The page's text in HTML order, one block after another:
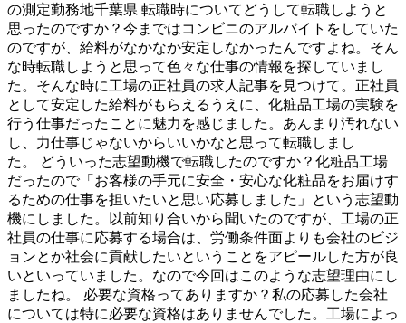
の測定勤務地千葉県 転職時についてどうして転職しようと
思ったのですか？今まではコンビニのアルバイトをしていた
のですが、給料がなかなか安定しなかったんですよね。そん
な時転職しようと思って色々な仕事の情報を探していまし
た。そんな時に工場の正社員の求人記事を見つけて。正社員
として安定した給料がもらえるうえに、化粧品工場の実験を
行う仕事だったことに魅力を感じました。あんまり汚れない
し、力仕事じゃないからいいかなと思って転職しまし
た。 どういった志望動機で転職したのですか？化粧品工場
だったので「お客様の手元に安全・安心な化粧品をお届けす
るための仕事を担いたいと思い応募しました」という志望動
機にしました。以前知り合いから聞いたのですが、工場の正
社員の仕事に応募する場合は、労働条件面よりも会社のビジ
ョンとか社会に貢献したいということをアピールした方が良
いといっていました。なので今回はこのような志望理由にし
ましたね。 必要な資格ってありますか？私の応募した会社
については特に必要な資格はありませんでした。工場によっ